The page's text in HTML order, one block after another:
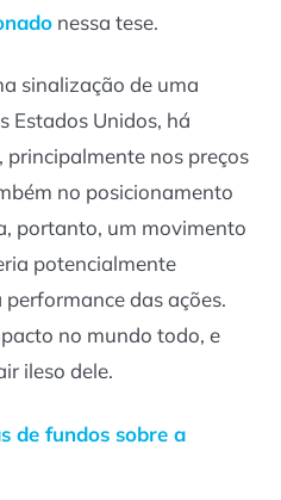
nessa tese.
sinalização de uma
Estados Unidos, há
nos preços
no posicionamento
portanto, um movimento
potencialmente
das ações.
no mundo todo, e
ileso dele.
de fundos sobre a